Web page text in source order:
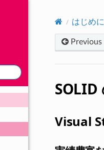
はじめに
Previous
SOLID
Visual